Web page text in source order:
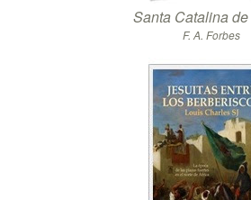
Santa Catalina
F. A. Forbes